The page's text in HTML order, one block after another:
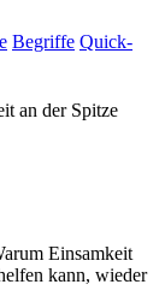
Begriffe Quick-
Einsamkeit
kann, wieder